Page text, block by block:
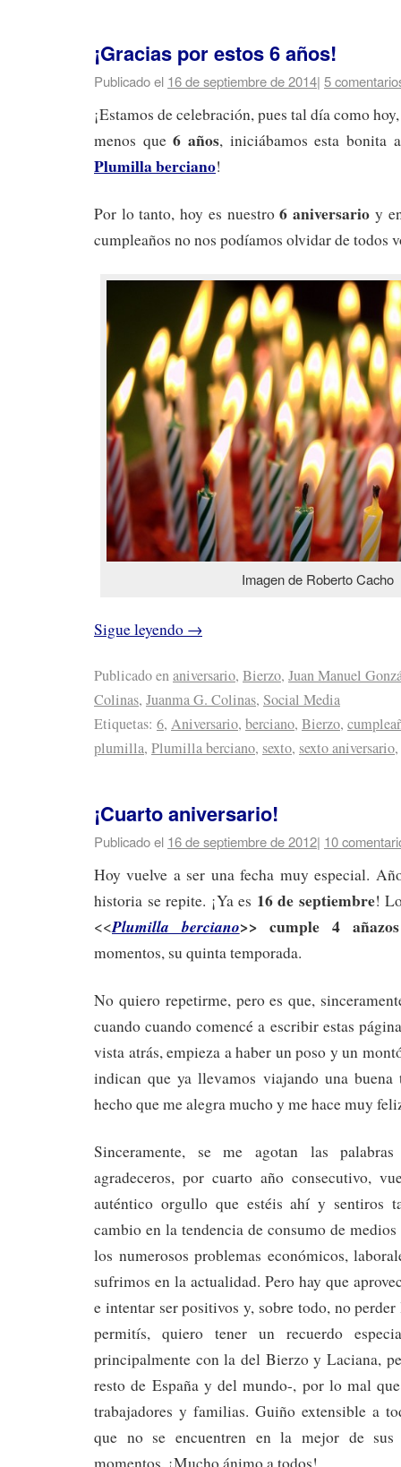
¡Gracias por estos 6 años!
Publicado el 16 de septiembre de 2014| 5
¡Estamos de celebración, pues tal día como
menos que6 años, iniciábamos esta bonita
Plumilla berciano!
Por lo tanto, hoy es nuestro6 aniversario y
cumpleaños no nos podíamos olvidar de todos
Imagen de Roberto Cacho
Sigue leyendo →
Publicado enaniversario, Bierzo, Juan Manuel
Colinas, Juanma G. Colinas, Social Media
Etiquetas: 6, Aniversario, berciano, Bierzo,
plumilla, Plumilla berciano, sexto, sexto aniversario,
¡Cuarto aniversario!
Publicado el 16 de septiembre de 2012| 10
Hoy vuelve a ser una fecha muy especial.
historia se repite. ¡Ya es 16 de septiembre!
<<Plumilla berciano>> cumple 4 añazos
momentos, su quinta temporada.
No quiero repetirme, pero es que,
cuando cuando comencé a escribir estas
vista atrás, empieza a haber un poso y un
indican que ya llevamos viajando una buena
hecho que me alegra mucho y me hace muy
Sinceramente, se me agotan las
agradeceros, por cuarto año consecutivo,
auténtico orgullo que estéis ahí y sentiros
cambio en la tendencia de consumo de
los numerosos problemas económicos,
sufrimos en la actualidad. Pero hay que
e intentar ser positivos y, sobre todo, no
permitís, quiero tener un recuerdo
principalmente con la del Bierzo y Laciana,
resto de España y del mundo-, por lo mal
trabajadores y familias. Guiño extensible a
que no se encuentren en la mejor de sus
momentos. ¡Mucho ánimo a todos!